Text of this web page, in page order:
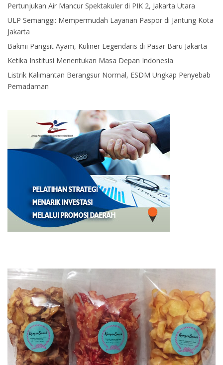
Pertunjukan Air Mancur Spektakuler di PIK 2, Jakarta Utara
ULP Semanggi: Mempermudah Layanan Paspor di Jantung Kota
Jakarta
Bakmi Pangsit Ayam, Kuliner Legendaris di Pasar Baru Jakarta
Ketika Institusi Menentukan Masa Depan Indonesia
Listrik Kalimantan Berangsur Normal, ESDM Ungkap Penyebab
Pemadaman